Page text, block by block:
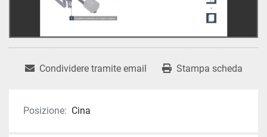
Condividere tramite email Stampa scheda
Posizione: Cina